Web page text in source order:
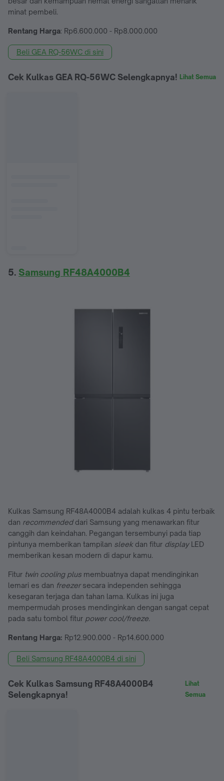
minat pembeli.
Rentang Harga: Rp6.600.000 - Rp8.000.000
Beli GEA RQ-56WC di sini
Cek Kulkas GEA RQ-56WC Selengkapnya! Lihat Semua
5. Samsung RF48A4000B4
Kulkas Samsung RF48A4000B4 adalah kulkas 4 pintu terbaik
dan recommended dari Samsung yang menawarkan fitur
canggih dan keindahan. Pegangan tersembunyi pada tiap
pintunya memberikan tampilan sleekdan fitur display LED
memberikan kesan modern di dapur kamu.
Fitur twin cooling plus membuatnya dapat mendinginkan
lemari es dan freezersecara independen sehingga
kesegaran terjaga dan tahan lama. Kulkas ini juga
mempermudah proses mendinginkan dengan sangat cepat
pada satu tombol fitur power cool/freeze.
Rentang Harga: Rp12.900.000 - Rp14.600.000
Beli Samsung RF48A4000B4 di sini
Cek Kulkas Samsung RF48A4000B4
Selengkapnya!
Lihat
Semua